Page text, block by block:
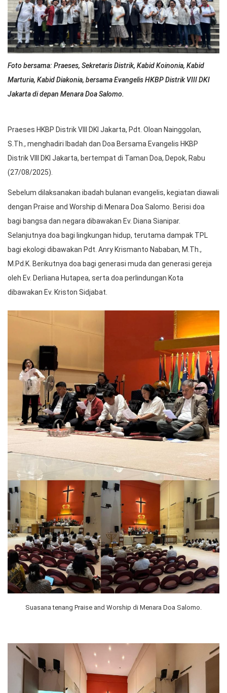
Foto bersama: Praeses, Sekretaris Distrik, Kabid Koinonia, Kabid
Marturia, Kabid Diakonia, bersama Evangelis HKBP Distrik VIII DKI
Jakarta di depan Menara Doa Salomo.
Praeses HKBP Distrik VIII DKI Jakarta, Pdt. Oloan Nainggolan,
S.Th., menghadiri Ibadah dan Doa Bersama Evangelis HKBP
Distrik VIII DKI Jakarta, bertempat di Taman Doa, Depok, Rabu
(27/08/2025).
Sebelum dilaksanakan ibadah bulanan evangelis, kegiatan diawali
dengan Praise and Worship di Menara Doa Salomo. Berisi doa
bagi bangsa dan negara dibawakan Ev. Diana Sianipar.
Selanjutnya doa bagi lingkungan hidup, terutama dampak TPL
bagi ekologi dibawakan Pdt. Anry Krismanto Nababan, M.Th.,
M.Pd.K. Berikutnya doa bagi generasi muda dan generasi gereja
oleh Ev. Derliana Hutapea, serta doa perlindungan Kota
dibawakan Ev. Kriston Sidjabat.
Suasana tenang Praise and Worship di Menara Doa Salomo.